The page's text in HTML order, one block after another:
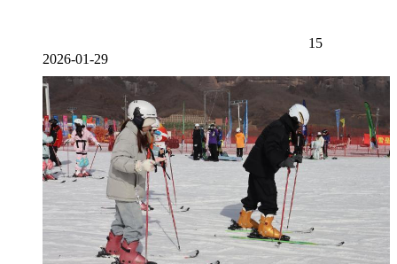
15
2026-01-29